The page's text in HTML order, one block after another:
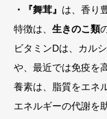
・『舞茸』 は、香り
特徴は、 生きのこ類
ビタミンDは、カル
や、最近では免疫を
養素は、脂質をエネ
エネルギーの代謝を